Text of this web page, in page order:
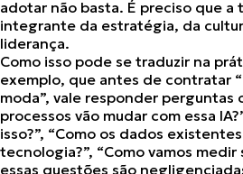
adotar não basta. É preciso que
integrante da estratégia, da
liderança.
Como isso pode se traduzir na
exemplo, que antes de contratar
moda”, vale responder perguntas
processos vão mudar com essa
isso?”, “Como os dados
tecnologia?”, “Como vamos medir
essas questões são